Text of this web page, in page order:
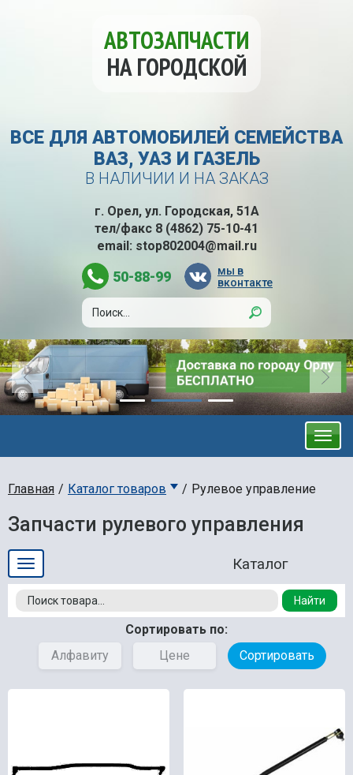
АВТОЗАПЧАСТИ
НА ГОРОДСКОЙ
ВСЕ ДЛЯ АВТОМОБИЛЕЙ СЕМЕЙСТВА
ВАЗ, УАЗ И ГАЗЕЛЬ
В НАЛИЧИИ И НА ЗАКАЗ
г. Орел, ул. Городская, 51А
тел/факс 8 (4862) 75-10-41
email: stop802004@mail.ru
50-88-99
мы в
вконтакте
Главная Каталог товаров Рулевое управление
Запчасти рулевого управления
Найти
Сортировать по:
Алфавиту
Цене Сортировать